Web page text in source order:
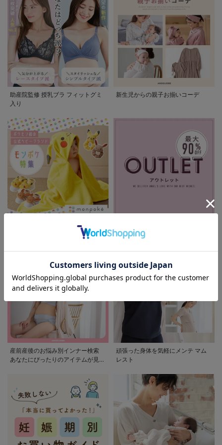
助産院監修 授乳ブラ フィットグミ
入り
新生児からの親子お揃いコーデ
産前産後のお悩み別インナー検索
あなたにぴったりのアイテムが見つ
頑張った身体を気軽にメンテ マム
レスト